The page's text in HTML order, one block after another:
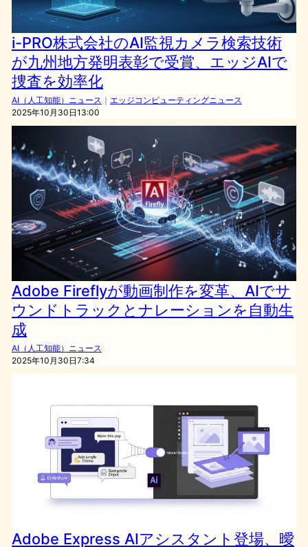
i-PRO株式会社のAI監視カメラ検索技術
が九州地方発明表彰で受賞、エッジAIで
捜査を効率化
AI（人工知能）ニュース ｜ エッジコンピューティングニュース
2025年10月30日13:00
Adobe Fireflyが動画制作を変革、AIでサ
ウンドトラックとナレーションを自動生
成
AI（人工知能）ニュース
2025年10月30日7:34
Adobe Express AIアシスタント登場、曖